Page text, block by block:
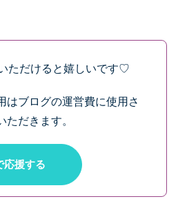
ただけると嬉しいです♡
はブログの運営費に使用さ
ただきます。